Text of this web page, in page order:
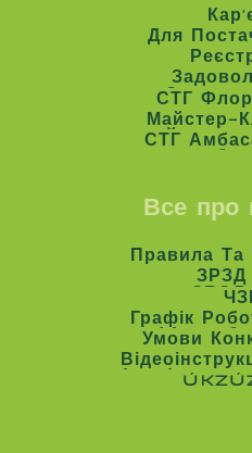
Для
Для
СТГ
СТГ
Майстер-
СТГ
СТГ
Все про
Правила
Правила
Графік
Графік
Умови
Умови